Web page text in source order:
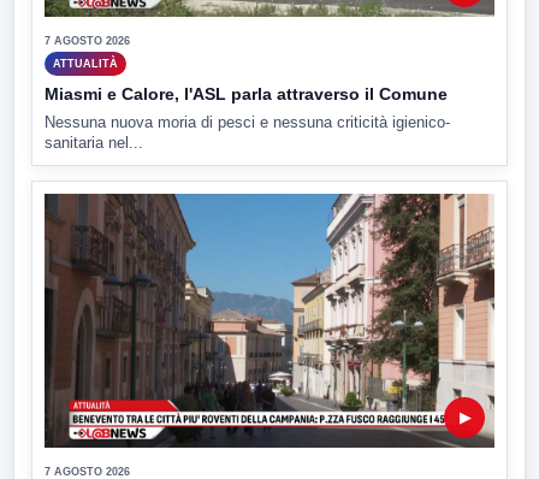
7 AGOSTO 2026
ATTUALITÀ
Miasmi e Calore, l'ASL parla attraverso il Comune
Nessuna nuova moria di pesci e nessuna criticità igienico-
sanitaria nel...
▶
7 AGOSTO 2026